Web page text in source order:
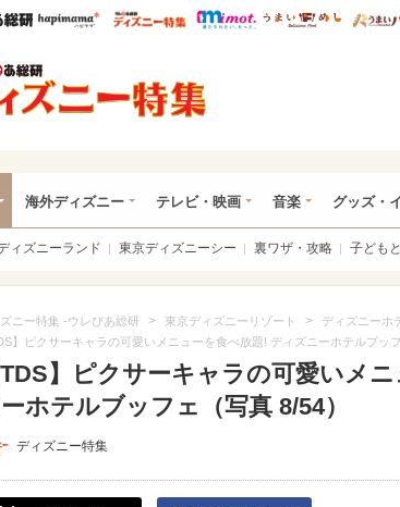
ウレぴあ総研ハピママ* ウレぴあ総研 ディズニー特
mimot. うまい
海外ディズニー テレビ・映画 音楽 グッズ・
ィズニーランド 東京ディズニーシー 裏ワザ・攻略 子ども
ニー特集 -ウレぴあ総研 > 東京ディズニーリゾート > ディズニーホ
】ピクサーキャラの可愛いメニューを食べ放題! ディズニーホテルブッ
TDS】ピクサーキャラの可愛いメ
ホテルブッフェ（写真 8/54）
ディズニー特集